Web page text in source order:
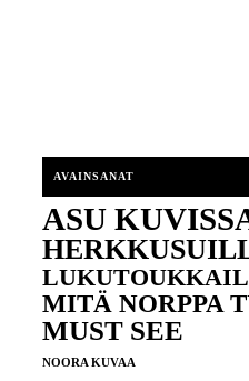
AVAINSANAT
ASU
MITÄ NORPPA
MUST SEE
NOORA KUVAA